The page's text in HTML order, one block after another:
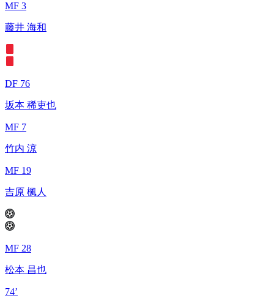
MF 3
藤井 海和
DF 76
坂本 稀吏也
MF 7
竹内 涼
MF 19
吉原 楓人
MF 28
松本 昌也
74’